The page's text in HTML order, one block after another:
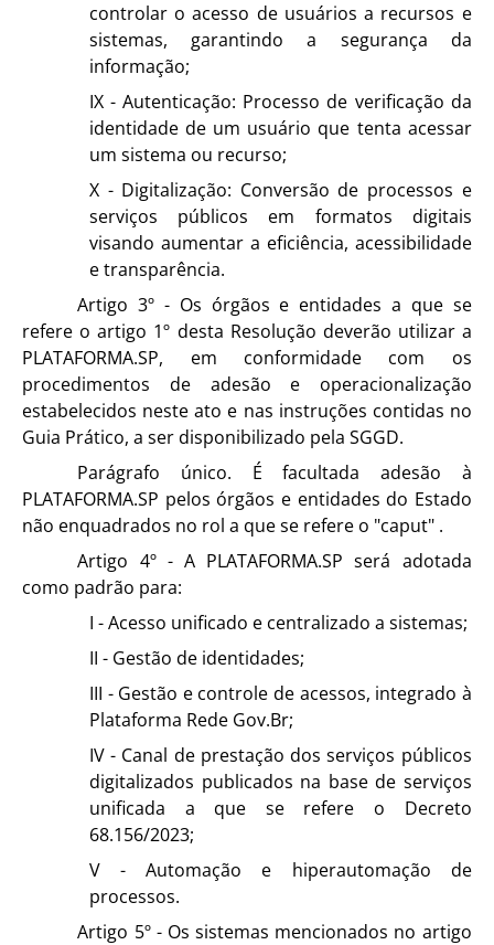
controlar o acesso de usuários a recursos e
sistemas, garantindo a segurança da
informação;
IX - Autenticação: Processo de verificação da
identidade de um usuário que tenta acessar
um sistema ou recurso;
X - Digitalização: Conversão de processos e
serviços públicos em formatos digitais
visando aumentar a eficiência, acessibilidade
e transparência.
Artigo 3º - Os órgãos e entidades a que se
refere o artigo 1º desta Resolução deverão utilizar a
PLATAFORMA.SP, em conformidade com os
procedimentos de adesão e operacionalização
estabelecidos neste ato e nas instruções contidas no
Guia Prático, a ser disponibilizado pela SGGD.
Parágrafo único. É facultada adesão à
PLATAFORMA.SP pelos órgãos e entidades do Estado
não enquadrados no rol a que se refere o "caput" .
Artigo 4º - A PLATAFORMA.SP será adotada
como padrão para:
I - Acesso unificado e centralizado a sistemas;
II - Gestão de identidades;
III - Gestão e controle de acessos, integrado à
Plataforma Rede Gov.Br;
IV - Canal de prestação dos serviços públicos
digitalizados publicados na base de serviços
unificada a que se refere o Decreto
68.156/2023;
V - Automação e hiperautomação de
processos.
Artigo 5º - Os sistemas mencionados no artigo